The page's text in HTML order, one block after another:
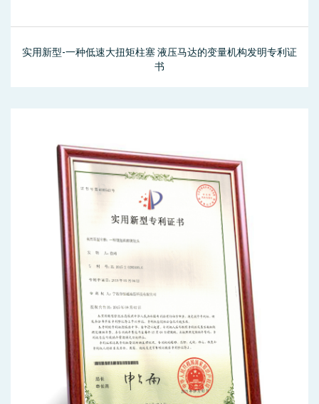
实用新型-一种低速大扭矩柱塞 液压马达的变量机构发明专利证
书